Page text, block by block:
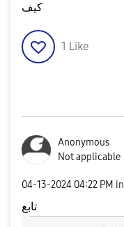
كيف
1 Like
Anonymous
Not applicable
‎04-13-2024 04:22 PM in
تابع